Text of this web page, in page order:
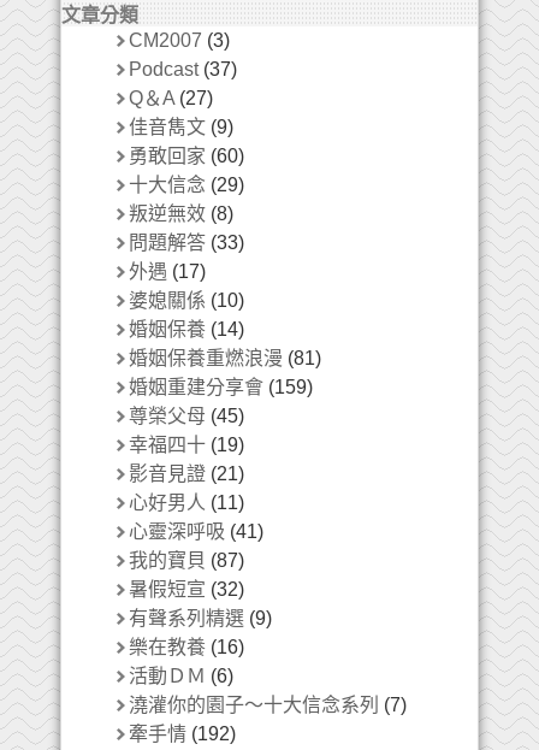
文章分類
CM2007 (3)
Podcast(37)
Q＆A (27)
佳音雋文 (9)
勇敢回家 (60)
十大信念 (29)
叛逆無效 (8)
問題解答 (33)
外遇 (17)
婆媳關係 (10)
婚姻保養 (14)
婚姻保養重燃浪漫 (81)
婚姻重建分享會 (159)
尊榮父母 (45)
幸福四十 (19)
影音見證 (21)
心好男人 (11)
心靈深呼吸 (41)
我的寶貝 (87)
暑假短宣 (32)
有聲系列精選 (9)
樂在教養 (16)
活動ＤＭ (6)
澆灌你的園子～十大信念系列 (7)
牽手情 (192)